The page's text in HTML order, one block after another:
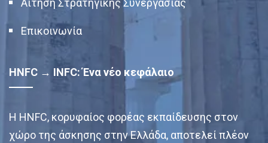
Αίτηση Στρατηγικής Συνεργασίας
Επικοινωνία
HNFC → INFC: Ένα νέο κεφάλαιο
Η HNFC, κορυφαίος φορέας εκπαίδευσης στον
χώρο της άσκησης στην Ελλάδα, αποτελεί πλέον